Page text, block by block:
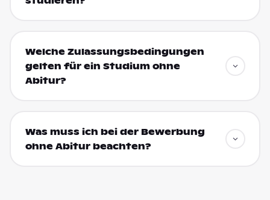
Welche Zulassungsbedingungen
gelten für ein Studium ohne
Abitur?
Was muss ich bei der Bewerbung
ohne Abitur beachten?